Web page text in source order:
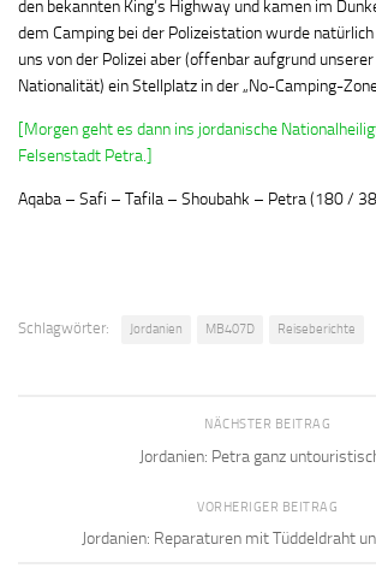
den bekannten King’s Highway und kamen im
dem Camping bei der Polizeistation wurde
uns von der Polizei aber (offenbar aufgrund
Nationalität) ein Stellplatz in der „No-Camping-
[Morgen geht es dann ins jordanische
Felsenstadt Petra.]
Aqaba – Safi – Tafila – Shoubahk – Petra (180 /
Schlagwörter: Jordanien MB407D Reiseberichte
NÄCHSTER BEITRAG
Jordanien: Petra ganz
VORHERIGER BEITRAG
Jordanien: Reparaturen mit Tüddeldraht